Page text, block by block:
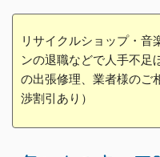
リサイクルショップ・音
ンの退職などで人手不足
の出張修理、業者様のご
渉割引あり）